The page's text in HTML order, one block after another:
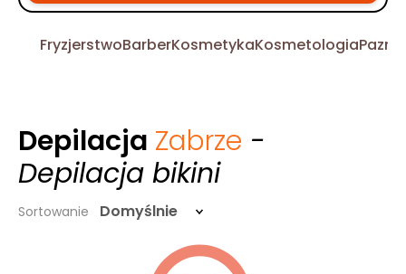
FryzjerstwoBarberKosmetykaKosmetologia
Depilacja Zabrze -
Depilacja bikini
Sortowanie Domyślnie